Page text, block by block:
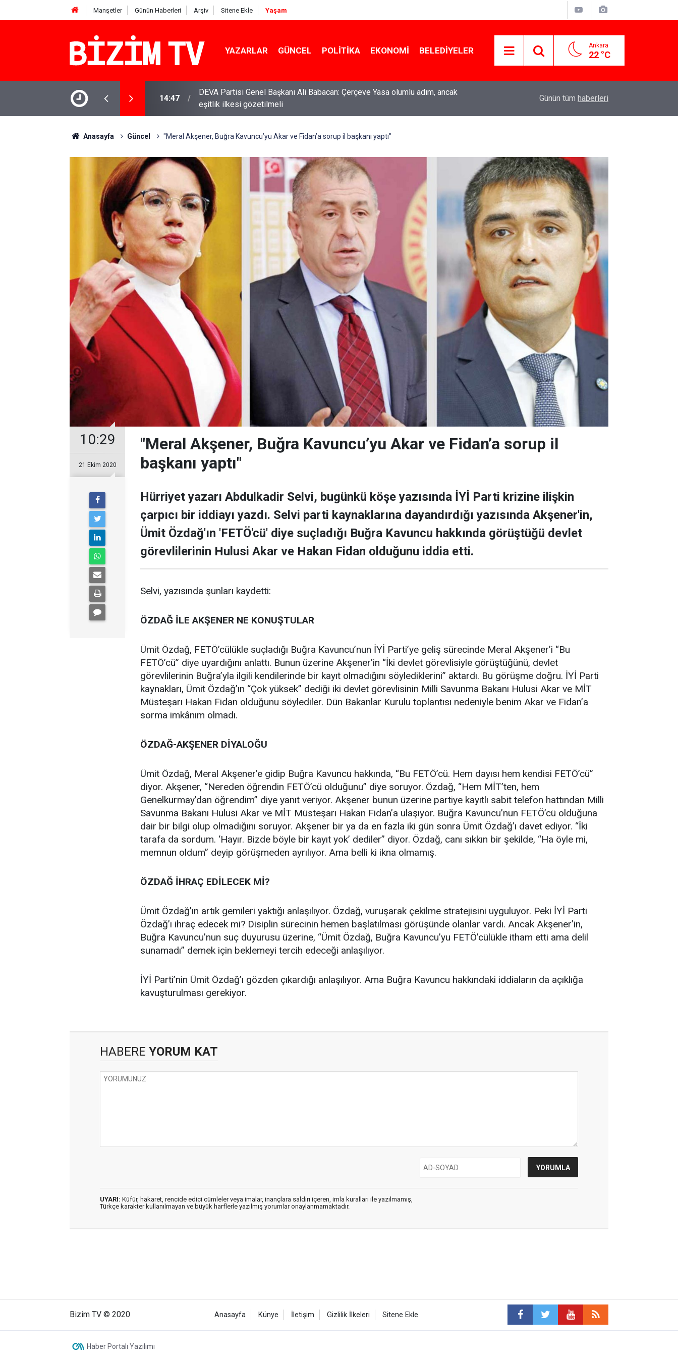
Manşetler Günün Haberleri Arşiv Sitene Ekle Yaşam
YAZARLAR GÜNCEL POLITIKA EKONOMI BELEDIYELER Ankara
22 °C
14:47
11:51
YENİ Parti Genel Başkanı Özgür Özel: “Şehit ailelerinin, gazilerin yanına
varamayacağımız, gözüne bakamayacağımız işlerin içinde olmayız”
operasyon geliyor!
Günün tüm haberleri
Anasayfa Güncel "Meral Akşener, Buğra Kavuncu’yu Akar ve Fidan’a sorup il başkanı yaptı"
10:29
21 Ekim 2020
"Meral Akşener, Buğra Kavuncu’yu Akar ve Fidan’a sorup il
başkanı yaptı"
Hürriyet yazarı Abdulkadir Selvi, bugünkü köşe yazısında İYİ Parti krizine ilişkin
çarpıcı bir iddiayı yazdı. Selvi parti kaynaklarına dayandırdığı yazısında Akşener'in,
Ümit Özdağ'ın 'FETÖ'cü' diye suçladığı Buğra Kavuncu hakkında görüştüğü devlet
görevlilerinin Hulusi Akar ve Hakan Fidan olduğunu iddia etti.
Selvi, yazısında şunları kaydetti:
ÖZDAĞ İLE AKŞENER NE KONUŞTULAR
Ümit Özdağ, FETÖ’cülükle suçladığı Buğra Kavuncu’nun İYİ Parti’ye geliş sürecinde Meral Akşener’i “Bu
FETÖ’cü” diye uyardığını anlattı. Bunun üzerine Akşener’in “İki devlet görevlisiyle görüştüğünü, devlet
görevlilerinin Buğra’yla ilgili kendilerinde bir kayıt olmadığını söylediklerini” aktardı. Bu görüşme doğru. İYİ Parti
kaynakları, Ümit Özdağ’ın “Çok yüksek” dediği iki devlet görevlisinin Milli Savunma Bakanı Hulusi Akar ve MİT
Müsteşarı Hakan Fidan olduğunu söylediler. Dün Bakanlar Kurulu toplantısı nedeniyle benim Akar ve Fidan’a
sorma imkânım olmadı.
ÖZDAĞ-AKŞENER DİYALOĞU
Ümit Özdağ, Meral Akşener’e gidip Buğra Kavuncu hakkında, “Bu FETÖ’cü. Hem dayısı hem kendisi FETÖ’cü”
diyor. Akşener, “Nereden öğrendin FETÖ’cü olduğunu” diye soruyor. Özdağ, “Hem MİT’ten, hem
Genelkurmay’dan öğrendim” diye yanıt veriyor. Akşener bunun üzerine partiye kayıtlı sabit telefon hattından Milli
Savunma Bakanı Hulusi Akar ve MİT Müsteşarı Hakan Fidan’a ulaşıyor. Buğra Kavuncu’nun FETÖ’cü olduğuna
dair bir bilgi olup olmadığını soruyor. Akşener bir ya da en fazla iki gün sonra Ümit Özdağ’ı davet ediyor. “İki
tarafa da sordum. ‘Hayır. Bizde böyle bir kayıt yok’ dediler” diyor. Özdağ, canı sıkkın bir şekilde, “Ha öyle mi,
memnun oldum” deyip görüşmeden ayrılıyor. Ama belli ki ikna olmamış.
ÖZDAĞ İHRAÇ EDİLECEK Mİ?
Ümit Özdağ’ın artık gemileri yaktığı anlaşılıyor. Özdağ, vuruşarak çekilme stratejisini uyguluyor. Peki İYİ Parti
Özdağ’ı ihraç edecek mi? Disiplin sürecinin hemen başlatılması görüşünde olanlar vardı. Ancak Akşener’in,
Buğra Kavuncu’nun suç duyurusu üzerine, “Ümit Özdağ, Buğra Kavuncu’yu FETÖ’cülükle itham etti ama delil
sunamadı” demek için beklemeyi tercih edeceği anlaşılıyor.
İYİ Parti’nin Ümit Özdağ’ı gözden çıkardığı anlaşılıyor. Ama Buğra Kavuncu hakkındaki iddiaların da açıklığa
kavuşturulması gerekiyor.
HABERE YORUM KAT
UYARI: Küfür, hakaret, rencide edici cümleler veya imalar, inançlara saldırı içeren, imla kuralları ile yazılmamış,
Türkçe karakter kullanılmayan ve büyük harflerle yazılmış yorumlar onaylanmamaktadır.
Bizim TV © 2020 Anasayfa Künye İletişim Gizlilik İlkeleri Sitene Ekle
Haber Portalı Yazılımı